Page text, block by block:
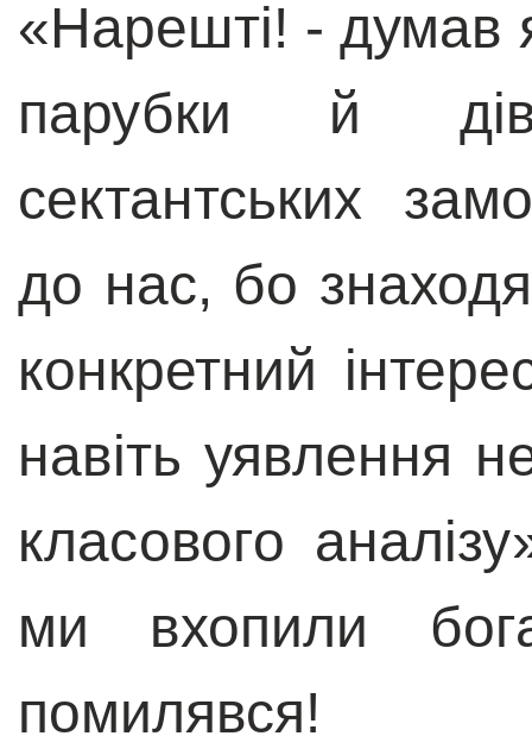
«Нарешті! - думав
парубки й
сектантських
до нас, бо
конкретний
навіть уявлення
класового
ми вхопили
помилявся!